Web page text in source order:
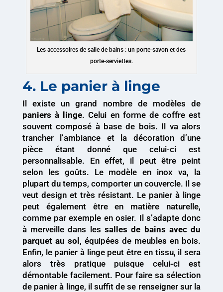
Les accessoires de salle de bains : un porte-savon et des
porte-serviettes.
4. Le panier à linge
Il existe un grand nombre de modèles de
paniers à linge. Celui en forme de coffre est
souvent composé à base de bois. Il va alors
trancher l’ambiance et la décoration d’une
pièce étant donné que celui-ci est
personnalisable. En effet, il peut être peint
selon les goûts. Le modèle en inox va, la
plupart du temps, comporter un couvercle. Il se
veut design et très résistant. Le panier à linge
peut également être en matière naturelle,
comme par exemple en osier. Il s’adapte donc
à merveille dans les salles de bains avec du
parquet au sol, équipées de meubles en bois.
Enfin, le panier à linge peut être en tissu, il sera
alors très pratique puisque celui-ci est
démontable facilement. Pour faire sa sélection
de panier à linge, il suffit de se renseigner sur la